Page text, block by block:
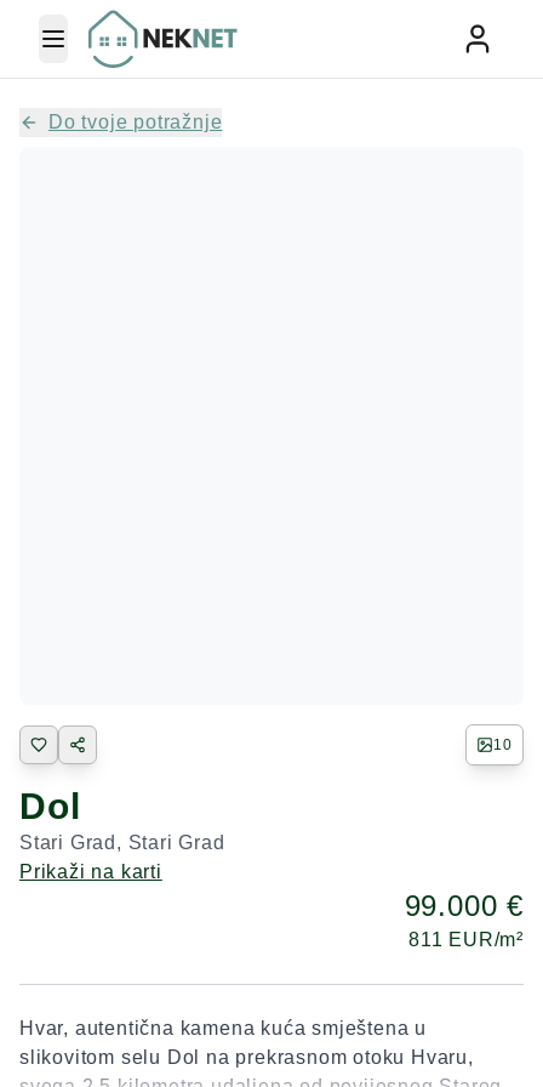
Toggle Menu
Do tvoje potražnje
10
Dol
Stari Grad , Stari Grad
Prikaži na karti
99.000 €
811 EUR/m²
Hvar, autentična kamena kuća smještena u
slikovitom selu Dol na prekrasnom otoku Hvaru,